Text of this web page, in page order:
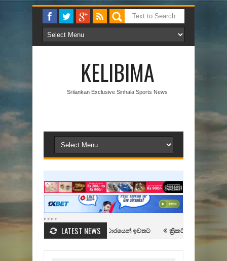
KELIBIMA
Srilankan Exclusive Sinhala Sports News
LATEST NEWS
දිවීමේ බාලිකා කණ්ඩායම ජපාන සංචාරයෙන් ඉවතට ක්‍රිකට් පස්සට පළිගැනීම
ශ්‍රී ලංකා - බංග්ලාදේශ දෙවැනි ටෙස්‌ට්‌ තරගය අද - තණතීරුව ගැන බංග්ලාදේශය